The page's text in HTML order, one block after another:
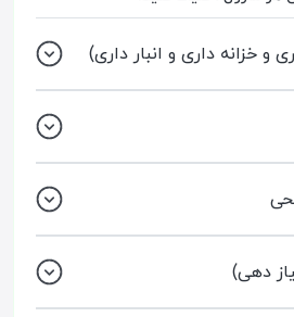
و خزانه داری و انبار داری)
دهی)